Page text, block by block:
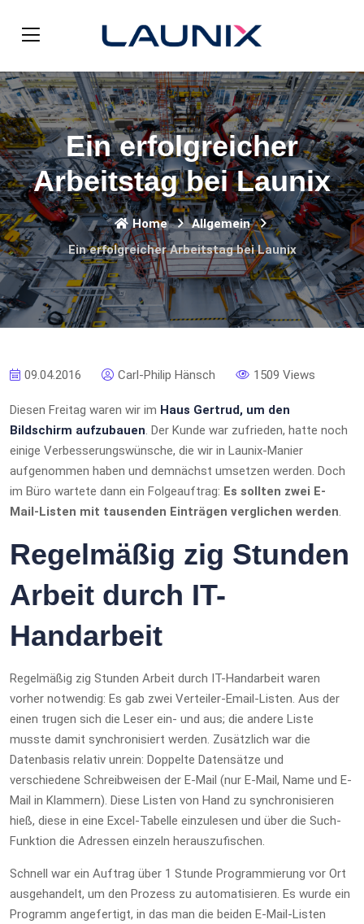
Ein erfolgreicher
Arbeitstag bei Launix
Home
Allgemein
Ein erfolgreicher Arbeitstag bei Launix
09.04.2016 Carl-Philip Hänsch 1509 Views
Diesen Freitag waren wir im Haus Gertrud, um den
Bildschirm aufzubauen. Der Kunde war zufrieden, hatte noch
einige Verbesserungswünsche, die wir in Launix-Manier
aufgenommen haben und demnächst umsetzen werden. Doch
im Büro wartete dann ein Folgeauftrag: Es sollten zwei E-
Mail-Listen mit tausenden Einträgen verglichen werden.
Regelmäßig zig Stunden
Arbeit durch IT-
Handarbeit
Regelmäßig zig Stunden Arbeit durch IT-Handarbeit waren
vorher notwendig: Es gab zwei Verteiler-Email-Listen. Aus der
einen trugen sich die Leser ein- und aus; die andere Liste
musste damit synchronisiert werden. Zusätzlich war die
Datenbasis relativ unrein: Doppelte Datensätze und
verschiedene Schreibweisen der E-Mail (nur E-Mail, Name und E-
Mail in Klammern). Diese Listen von Hand zu synchronisieren
hieß, diese in eine Excel-Tabelle einzulesen und über die Such-
Funktion die Adressen einzeln herauszufischen.
Schnell war ein Auftrag über 1 Stunde Programmierung vor Ort
ausgehandelt, um den Prozess zu automatisieren. Es wurde ein
Programm angefertigt, in das man die beiden E-Mail-Listen